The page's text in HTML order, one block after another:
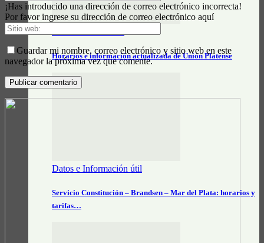
Horarios e información actualizada de Unión Platense
Datos e Información útil
Servicio Constitución – Brandsen – Mar del Plata: horarios y
tarifas…
¡Has introducido una dirección de correo electrónico incorrecta!
Por favor ingrese su dirección de correo electrónico aquí
Guardar mi nombre, correo electrónico y sitio web en este
navegador la próxima vez que comente.